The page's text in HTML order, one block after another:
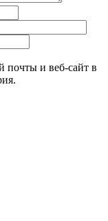
почты и веб-сайт в